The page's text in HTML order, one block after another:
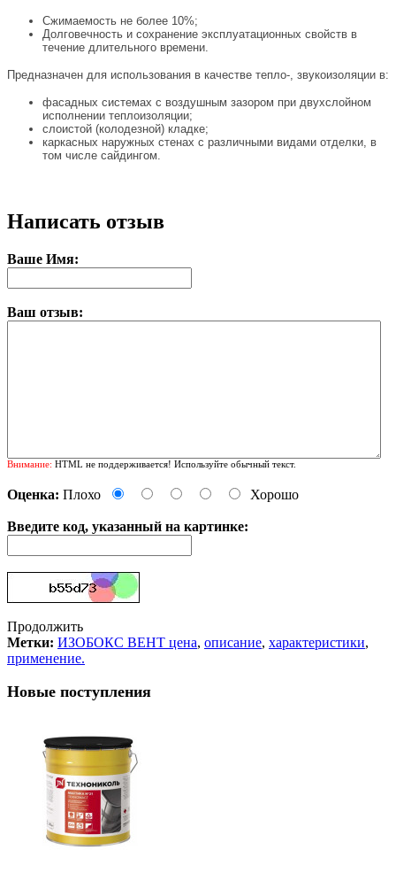
Сжимаемость не более 10%;
Долговечность и сохранение эксплуатационных свойств в
течение длительного времени.
Предназначен для использования в качестве тепло-, звукоизоляции в:
фасадных системах с воздушным зазором при двухслойном
исполнении теплоизоляции;
слоистой (колодезной) кладке;
каркасных наружных стенах с различными видами отделки, в
том числе сайдингом.
Написать отзыв
Ваше Имя:
Ваш отзыв:
Внимание: HTML не поддерживается! Используйте обычный текст.
Оценка: Плохо Хорошо
Введите код, указанный на картинке:
Продолжить
Метки: ИЗОБОКС ВЕНТ цена, описание, характеристики,
применение.
Новые поступления